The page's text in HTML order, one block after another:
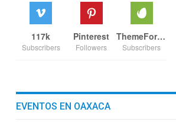
117k
Subscribers
Pinterest
Followers
ThemeForest
Subscribers
EVENTOS EN OAXACA